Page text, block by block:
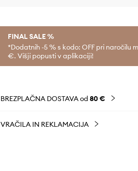
FINAL SALE %
*Dodatnih -5 % s kodo: OFF pri naročilu
€. Višji popusti v aplikaciji!
BREZPLAČNA DOSTAVA od 80 €
VRAČILA IN REKLAMACIJA